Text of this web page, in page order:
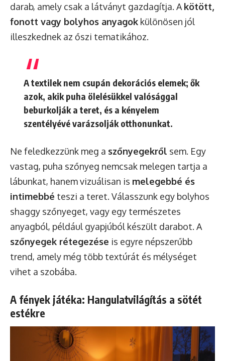
darab, amely csak a látványt gazdagítja. A kötött,
fonott vagy bolyhos anyagok különösen jól
illeszkednek az őszi tematikához.
A textilek nem csupán dekorációs elemek; ők
azok, akik puha ölelésükkel valósággal
beburkolják a teret, és a kényelem
szentélyévé varázsolják otthonunkat.
Ne feledkezzünk meg a szőnyegekről sem. Egy
vastag, puha szőnyeg nemcsak melegen tartja a
lábunkat, hanem vizuálisan is melegebbé és
intimebbé teszi a teret. Válasszunk egy bolyhos
shaggy szőnyeget, vagy egy természetes
anyagból, például gyapjúból készült darabot. A
szőnyegek rétegezése is egyre népszerűbb
trend, amely még több textúrát és mélységet
vihet a szobába.
A fények játéka: Hangulatvilágítás a sötét
estékre